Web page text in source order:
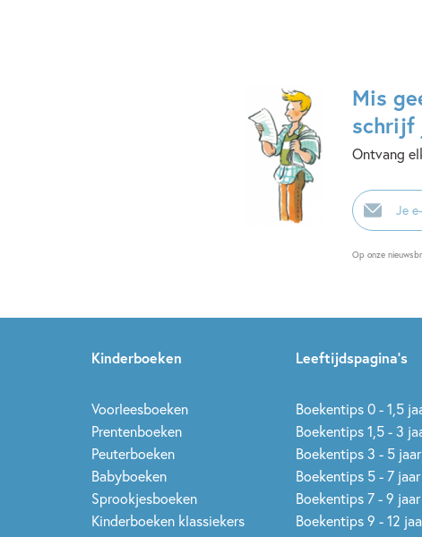
Mis
schrijf
Ontvang
E-
mailadres
Op onze
Kinderboeken
Voorleesboeken
Prentenboeken
Peuterboeken
Babyboeken
Sprookjesboeken
Kinderboeken klassiekers
Leeftijdspagina’s
Boekentips 0 - 1,5
Boekentips 1,5 - 3
Boekentips 3 - 5 jaar
Boekentips 5 - 7 jaar
Boekentips 7 - 9 jaar
Boekentips 9 - 12